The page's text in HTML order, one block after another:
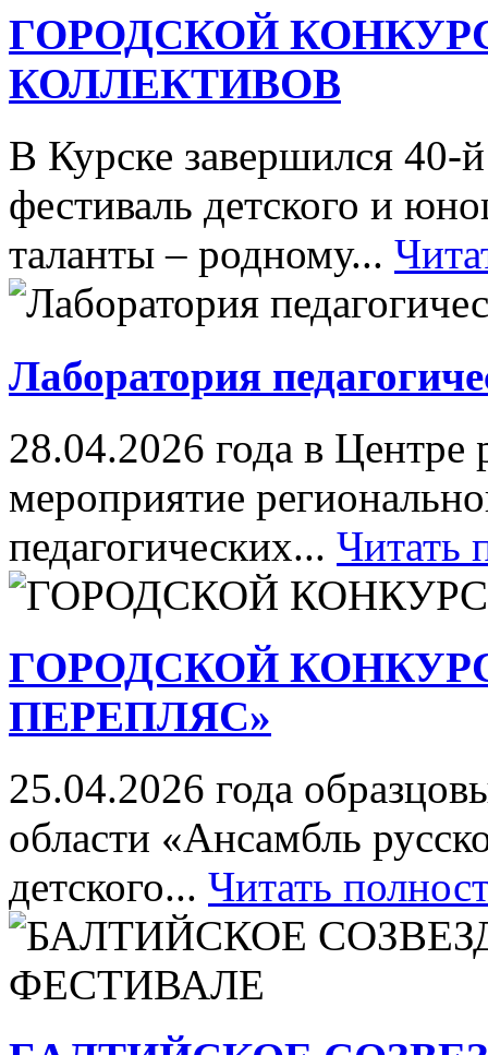
ГОРОДСКОЙ
КОЛЛЕКТИВОВ
В Курске завершился 40-
фестиваль детского и
таланты – родному...
Лаборатория
28.04.2026 года в Центре
мероприятие
педагогических... Читать
ГОРОДСКОЙ
ПЕРЕПЛЯС»
25.04.2026 года
области «Ансамбль
детского... Читать